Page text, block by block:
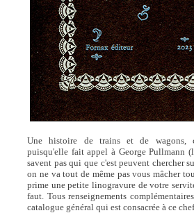
Une histoire de trains et de wagons,
puisqu'elle fait appel à George Pullmann
savent pas qui que c'est peuvent chercher
on ne va tout de même pas vous mâcher
prime une petite linogravure de votre
faut. Tous renseignements
catalogue général qui est consacrée à ce